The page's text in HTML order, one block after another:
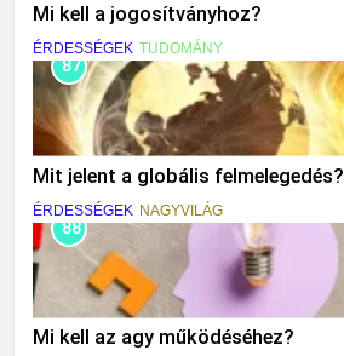
Mi kell a jogosítványhoz?
ÉRDESSÉGEK TUDOMÁNY
87
Mit jelent a globális felmelegedés?
ÉRDESSÉGEK NAGYVILÁG
88
Mi kell az agy működéséhez?